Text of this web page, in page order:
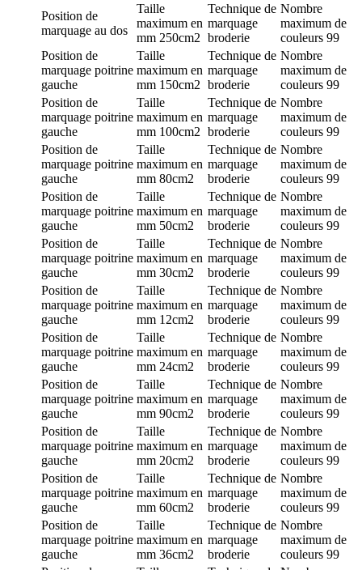
Position de
marquage au dos
Taille
maximum en
mm 250cm2
Technique de
marquage
broderie
Nombre
maximum de
couleurs 99
Position de
marquage poitrine
gauche
Taille
maximum en
mm 150cm2
Technique de
marquage
broderie
Nombre
maximum de
couleurs 99
Position de
marquage poitrine
gauche
Taille
maximum en
mm 100cm2
Technique de
marquage
broderie
Nombre
maximum de
couleurs 99
Position de
marquage poitrine
gauche
Taille
maximum en
mm 80cm2
Technique de
marquage
broderie
Nombre
maximum de
couleurs 99
Position de
marquage poitrine
gauche
Taille
maximum en
mm 50cm2
Technique de
marquage
broderie
Nombre
maximum de
couleurs 99
Position de
marquage poitrine
gauche
Taille
maximum en
mm 30cm2
Technique de
marquage
broderie
Nombre
maximum de
couleurs 99
Position de
marquage poitrine
gauche
Taille
maximum en
mm 12cm2
Technique de
marquage
broderie
Nombre
maximum de
couleurs 99
Position de
marquage poitrine
gauche
Taille
maximum en
mm 24cm2
Technique de
marquage
broderie
Nombre
maximum de
couleurs 99
Position de
marquage poitrine
gauche
Taille
maximum en
mm 90cm2
Technique de
marquage
broderie
Nombre
maximum de
couleurs 99
Position de
marquage poitrine
gauche
Taille
maximum en
mm 20cm2
Technique de
marquage
broderie
Nombre
maximum de
couleurs 99
Position de
marquage poitrine
gauche
Taille
maximum en
mm 60cm2
Technique de
marquage
broderie
Nombre
maximum de
couleurs 99
Position de
marquage poitrine
gauche
Taille
maximum en
mm 36cm2
Technique de
marquage
broderie
Nombre
maximum de
couleurs 99